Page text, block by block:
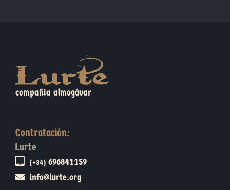
compañía almogávar
Contratación:
Lurte
(+34) 696841159
info@lurte.org